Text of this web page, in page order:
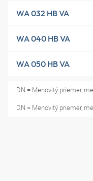
WA 032 HB VA
WA 040 HB VA
WA 050 HB VA
DN = Menovitý priemer,
DN = Menovitý priemer,